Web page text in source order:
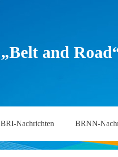
„Belt and
BRI-Nachrichten BRNN-